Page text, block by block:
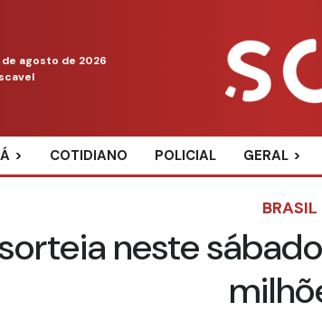
agosto de 2026
COTIDIANO POLICIAL GERAL
BRASIL
neste